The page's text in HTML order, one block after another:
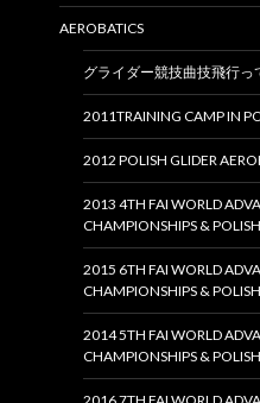
AEROBATICS
グライダー競技曲技飛行っ
2011TRAINING CAMP IN
2012 POLISH GLIDER
2013 4TH FAI WORLD
CHAMPIONSHIPS &
2015 6TH FAI WORLD
CHAMPIONSHIPS &
2014 5TH FAI WORLD
CHAMPIONSHIPS &